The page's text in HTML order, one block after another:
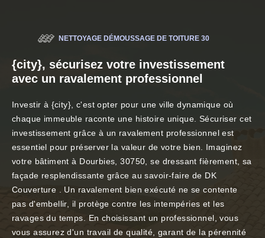
NETTOYAGE DÉMOUSSAGE DE TOITURE 30
{city}, sécurisez votre investissement
avec un ravalement professionnel
Investir à {city}, c'est opter pour une ville dynamique où
chaque immeuble raconte une histoire unique. Sécuriser cet
investissement grâce à un ravalement professionnel est
essentiel pour préserver la valeur de votre bien. Imaginez
votre bâtiment à Dourbies, 30750, se dressant fièrement, sa
façade resplendissante grâce au savoir-faire de DK
Couverture . Un ravalement bien exécuté ne se contente
pas d'embellir, il protège contre les intempéries et les
ravages du temps. En choisissant un professionnel, vous
vous assurez d'un travail de qualité, garant de la pérennité